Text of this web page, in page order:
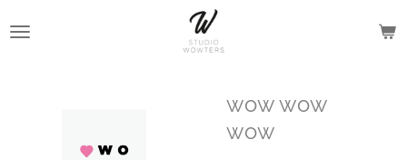
direct
wow wow
wow